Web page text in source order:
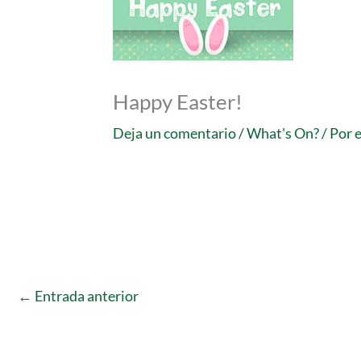
Happy Easter!
Deja un comentario/What's On?/ Por
← Entrada anterior